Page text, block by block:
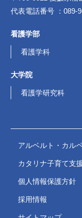
代表電話番号 ：089-
看護学部
看護学科
大学院
看護学研究科
アルベルト・カル
カタリナ子育て支
個人情報保護方針
採用情報